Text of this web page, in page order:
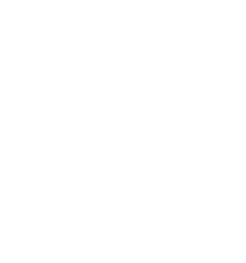
felvenni az
a vércukorszint magas lehet.
ami megnövekedett
energiaszükségletet. Mivel az